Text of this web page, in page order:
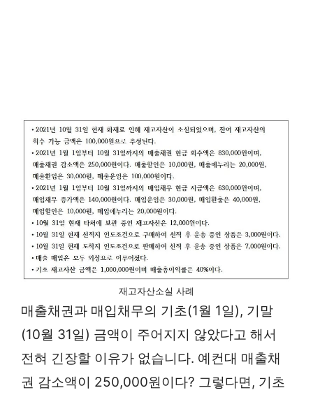
재고자산소실 사례
매출채권과 매입채무의 기초(1월 1일), 기말
(10월 31일) 금액이 주어지지 않았다고 해서
전혀 긴장할 이유가 없습니다. 예컨대 매출채
권 감소액이 250,000원이다? 그렇다면, 기초